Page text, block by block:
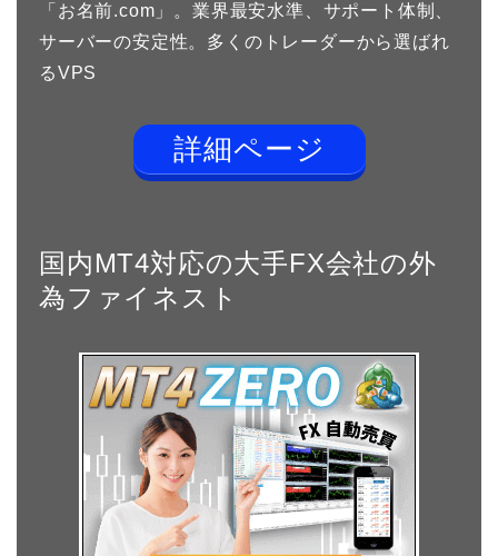
「お名前.com」。業界最安水準、サポート体制、
サーバーの安定性。多くのトレーダーから選ばれ
るVPS
詳細ページ
国内MT4対応の大手FX会社の外
為ファイネスト